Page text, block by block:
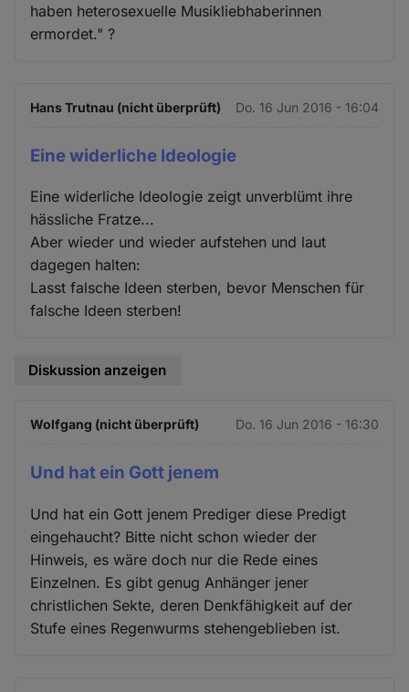
haben heterosexuelle Musikliebhaberinnen
ermordet." ?
Hans Trutnau (nicht überprüft) Do. 16 Jun 2016 - 16:04
Eine widerliche Ideologie
Eine widerliche Ideologie zeigt unverblümt ihre
hässliche Fratze...
Aber wieder und wieder aufstehen und laut
dagegen halten:
Lasst falsche Ideen sterben, bevor Menschen für
falsche Ideen sterben!
Diskussion anzeigen
Wolfgang (nicht überprüft) Do. 16 Jun 2016 - 16:30
Und hat ein Gott jenem
Und hat ein Gott jenem Prediger diese Predigt
eingehaucht? Bitte nicht schon wieder der
Hinweis, es wäre doch nur die Rede eines
Einzelnen. Es gibt genug Anhänger jener
christlichen Sekte, deren Denkfähigkeit auf der
Stufe eines Regenwurms stehengeblieben ist.